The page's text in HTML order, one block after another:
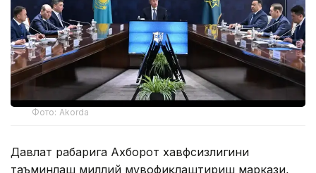
Фото: Akorda
Давлат раҳбарига Ахборот хавфсизлигини
таъминлаш миллий мувофиқлаштириш маркази,